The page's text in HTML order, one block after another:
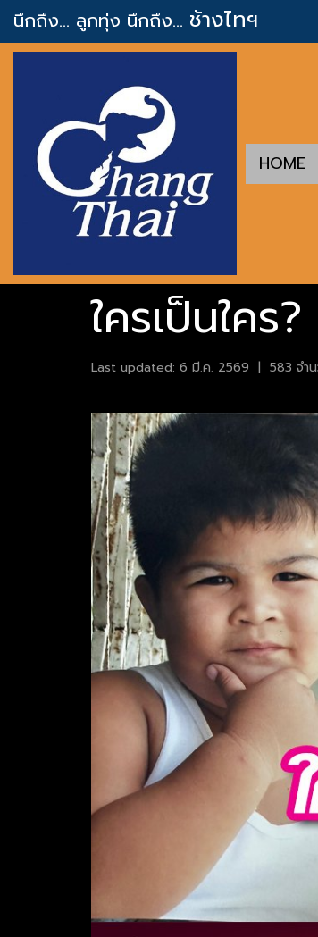
นึกถึง... ลูกทุ่ง นึกถึง... ช้างไทฯ
HOME
ใครเป็นใค
Last updated: 6 มี.ค. 2569 | 583 จำ